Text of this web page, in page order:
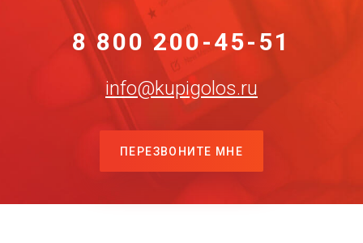
8 800 200-45-51
info@kupigolos.ru
ПЕРЕЗВОНИТЕ МНЕ